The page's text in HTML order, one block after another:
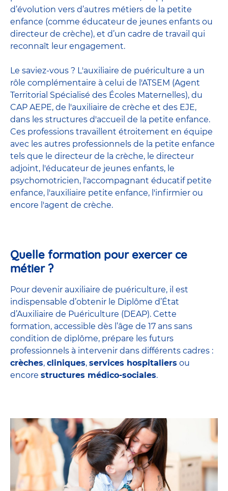
d’évolution vers d’autres métiers de la petite
enfance (comme éducateur de jeunes enfants ou
directeur de crèche), et d’un cadre de travail qui
reconnaît leur engagement.
Le saviez-vous ? L'auxiliaire de puériculture a un
rôle complémentaire à celui de l'ATSEM (Agent
Territorial Spécialisé des Écoles Maternelles), du
CAP AEPE, de l'auxiliaire de crèche et des EJE,
dans les structures d'accueil de la petite enfance.
Ces professions travaillent étroitement en équipe
avec les autres professionnels de la petite enfance
tels que le directeur de la crèche, le directeur
adjoint, l'éducateur de jeunes enfants, le
psychomotricien, l'accompagnant éducatif petite
enfance, l'auxiliaire petite enfance, l'infirmier ou
encore l'agent de crèche.
Quelle formation pour exercer ce
métier ?
Pour devenir auxiliaire de puériculture, il est
indispensable d’obtenir le Diplôme d’État
d’Auxiliaire de Puériculture (DEAP). Cette
formation, accessible dès l’âge de 17 ans sans
condition de diplôme, prépare les futurs
professionnels à intervenir dans différents cadres :
crèches, cliniques, services hospitaliers ou
encore structures médico-sociales.